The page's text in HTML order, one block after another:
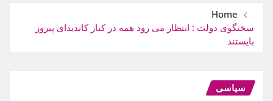
Home
سخنگوی دولت : انتظار می رود همه در کنار کاندیدای پیروز
بایستند
سیاسی